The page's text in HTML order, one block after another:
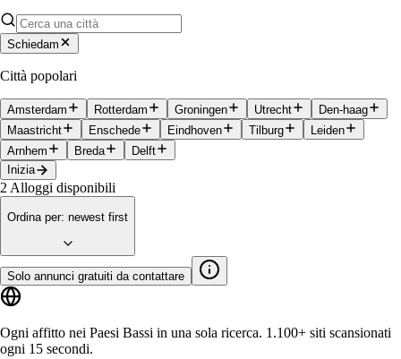
Schiedam
Città popolari
Amsterdam Rotterdam Groningen Utrecht
Den-haag
Maastricht
Enschede Eindhoven Tilburg
Leiden
Arnhem
Breda
Delft
Inizia
2 Alloggi disponibili
Ordina per: newest first
Solo annunci gratuiti da contattare
Ogni affitto nei Paesi Bassi in una sola ricerca. 1.100+ siti scansionati
ogni 15 secondi.